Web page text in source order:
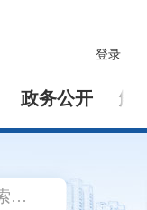
登录
政务公开 解